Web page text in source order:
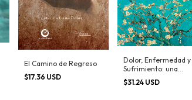
El Camino de Regreso
$17.36 USD
Dolor, Enfermedad y
Sufrimiento: una
mirada a la existencia
$31.24 USD